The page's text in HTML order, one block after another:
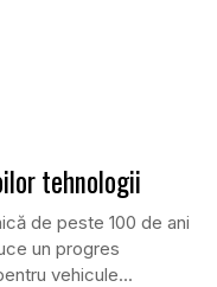
tehnologii
de peste 100 de ani
un progres
vehicule...